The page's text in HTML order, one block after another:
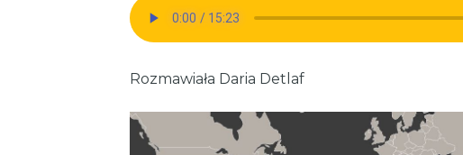
Rozmawiała Daria Detlaf